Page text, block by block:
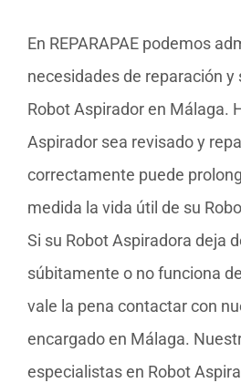
En REPARAPAE podemos
necesidades de reparación y
Robot Aspirador en Málaga.
Aspirador sea revisado y
correctamente puede
medida la vida útil de su
Si su Robot Aspiradora deja
súbitamente o no funciona
vale la pena contactar con
encargado en Málaga.
especialistas en Robot